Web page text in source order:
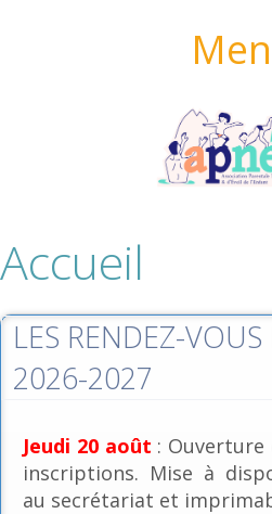
Accueil
LES RENDEZ-
2026-2027
Jeudi 20 août :
inscriptions. Mise à
au secrétariat et